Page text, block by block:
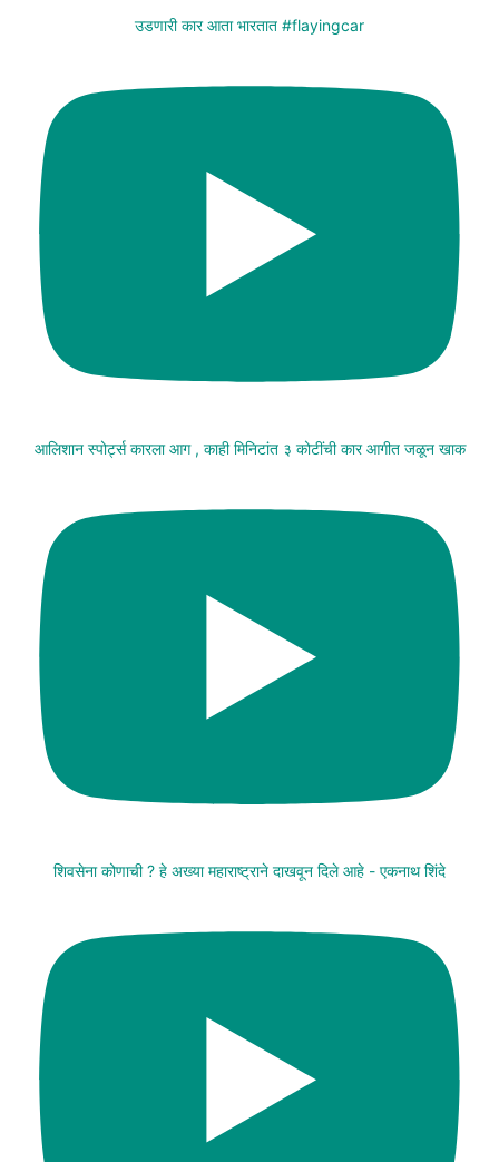
उडणारी कार आता भारतात #flayingcar
आलिशान स्पोर्ट्स कारला आग , काही मिनिटांत ३ कोटींची कार आगीत जळून खाक
शिवसेना कोणाची ? हे अख्या महाराष्ट्राने दाखवून दिले आहे - एकनाथ शिंदे